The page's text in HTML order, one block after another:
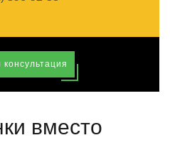
вместо